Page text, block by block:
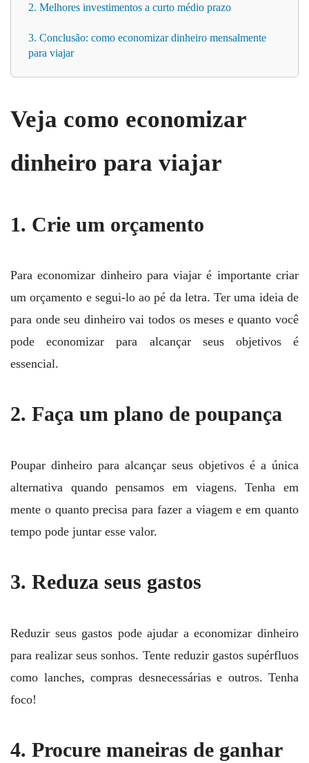
2. Melhores investimentos a curto médio prazo
3. Conclusão: como economizar dinheiro mensalmente
para viajar
Veja como economizar
dinheiro para viajar
1. Crie um orçamento
Para economizar dinheiro para viajar é importante criar
um orçamento e segui-lo ao pé da letra. Ter uma ideia de
para onde seu dinheiro vai todos os meses e quanto você
pode economizar para alcançar seus objetivos é
essencial.
2. Faça um plano de poupança
Poupar dinheiro para alcançar seus objetivos é a única
alternativa quando pensamos em viagens. Tenha em
mente o quanto precisa para fazer a viagem e em quanto
tempo pode juntar esse valor.
3. Reduza seus gastos
Reduzir seus gastos pode ajudar a economizar dinheiro
para realizar seus sonhos. Tente reduzir gastos supérfluos
como lanches, compras desnecessárias e outros. Tenha
foco!
4. Procure maneiras de ganhar